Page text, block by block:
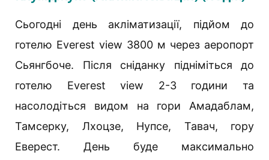
Сьогодні день акліматизації, підйом до
готелю Everest view 3800 м через аеропорт
Сьянгбоче. Після сніданку підніміться до
готелю Everest view 2-3 години та
насолодіться видом на гори Амадаблам,
Тамсерку, Лхоцзе, Нупсе, Тавач, гору
Еверест. День буде максимально